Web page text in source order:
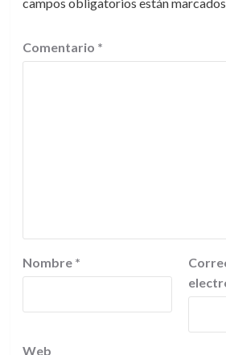
Comentario *
Nombre *
Web